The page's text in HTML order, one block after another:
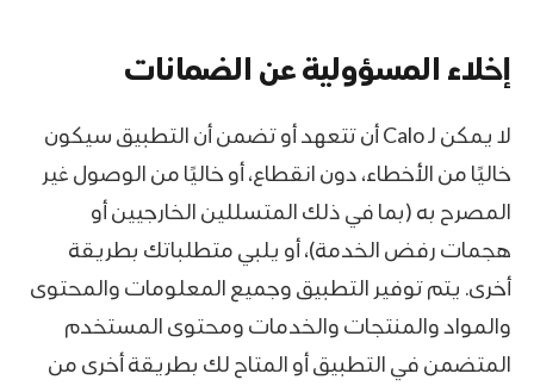
إخلاء المسؤولية عن الضمانات
لا يمكن لـ Calo أن تتعهد أو تضمن أن التطبيق سيكون
خاليًا من الأخطاء، دون انقطاع، أو خاليًا من الوصول غير
المصرح به (بما في ذلك المتسللين الخارجيين أو
هجمات رفض الخدمة)، أو يلبي متطلباتك بطريقة
أخرى. يتم توفير التطبيق وجميع المعلومات والمحتوى
والمواد والمنتجات والخدمات ومحتوى المستخدم
المتضمن في التطبيق أو المتاح لك بطريقة أخرى من